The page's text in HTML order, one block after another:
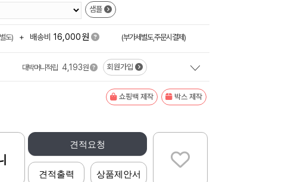
샘플
도) + 배송비 16,000원 (부가세별도,주문시결제)
대박머니적립 4,193원 회원가입
쇼핑백 제작 박스 제작
견적요청
견적출력 상품제안서